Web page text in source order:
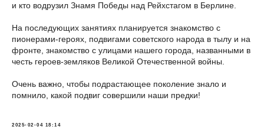
и кто водрузил Знамя Победы над Рейхстагом в Берлине.
На последующих занятиях планируется знакомство с
пионерами-героях, подвигами советского народа в тылу и на
фронте, знакомство с улицами нашего города, названными в
честь героев-земляков Великой Отечественной войны.
Очень важно, чтобы подрастающее поколение знало и
помнило, какой подвиг совершили наши предки!
2025-02-04 18:14